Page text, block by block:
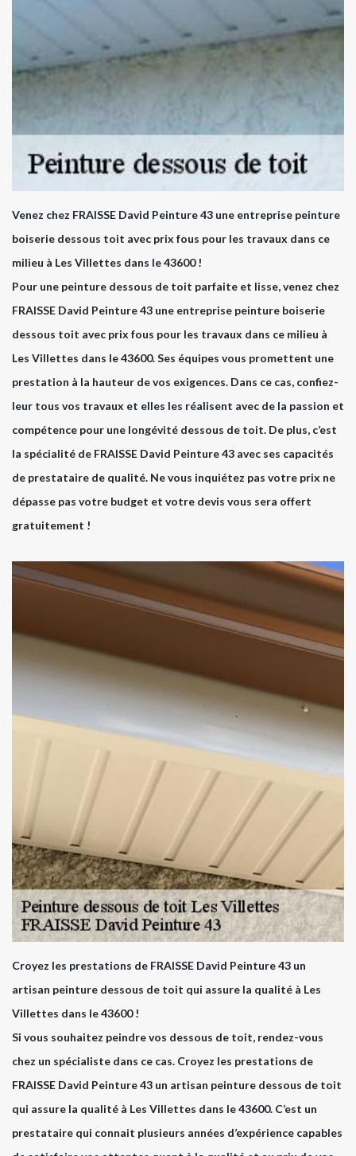
Venez chez FRAISSE David Peinture 43 une entreprise peinture
boiserie dessous toit avec prix fous pour les travaux dans ce
milieu à Les Villettes dans le 43600 !
Pour une peinture dessous de toit parfaite et lisse, venez chez
FRAISSE David Peinture 43 une entreprise peinture boiserie
dessous toit avec prix fous pour les travaux dans ce milieu à
Les Villettes dans le 43600. Ses équipes vous promettent une
prestation à la hauteur de vos exigences. Dans ce cas, confiez-
leur tous vos travaux et elles les réalisent avec de la passion et
compétence pour une longévité dessous de toit. De plus, c’est
la spécialité de FRAISSE David Peinture 43 avec ses capacités
de prestataire de qualité. Ne vous inquiétez pas votre prix ne
dépasse pas votre budget et votre devis vous sera offert
gratuitement !
Croyez les prestations de FRAISSE David Peinture 43 un
artisan peinture dessous de toit qui assure la qualité à Les
Villettes dans le 43600 !
Si vous souhaitez peindre vos dessous de toit, rendez-vous
chez un spécialiste dans ce cas. Croyez les prestations de
FRAISSE David Peinture 43 un artisan peinture dessous de toit
qui assure la qualité à Les Villettes dans le 43600. C’est un
prestataire qui connait plusieurs années d’expérience capables